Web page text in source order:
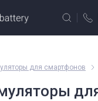
Санкт-
для смартфонов